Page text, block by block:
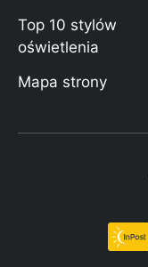
Top 10 stylów
oświetlenia
Mapa strony